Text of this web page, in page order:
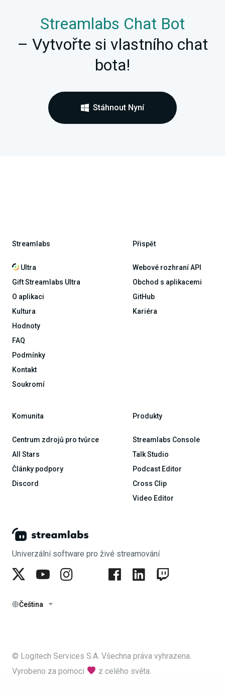
Streamlabs Chat Bot
– Vytvořte si vlastního chat
bota!
Stáhnout Nyní
Univerzální software pro živé streamování
Čeština
Streamlabs
Ultra
Gift Streamlabs Ultra
O aplikaci
Kultura
Hodnoty
FAQ
Podmínky
Kontakt
Soukromí
Přispět
Webové rozhraní API
Obchod s aplikacemi
GitHub
Kariéra
Komunita
Centrum zdrojů pro tvůrce
All Stars
Články podpory
Discord
Produkty
Streamlabs Console
Talk Studio
Podcast Editor
Cross Clip
Video Editor
© Logitech Services S.A. Všechna práva vyhrazena.
Vyrobeno za pomoci
z celého světa.